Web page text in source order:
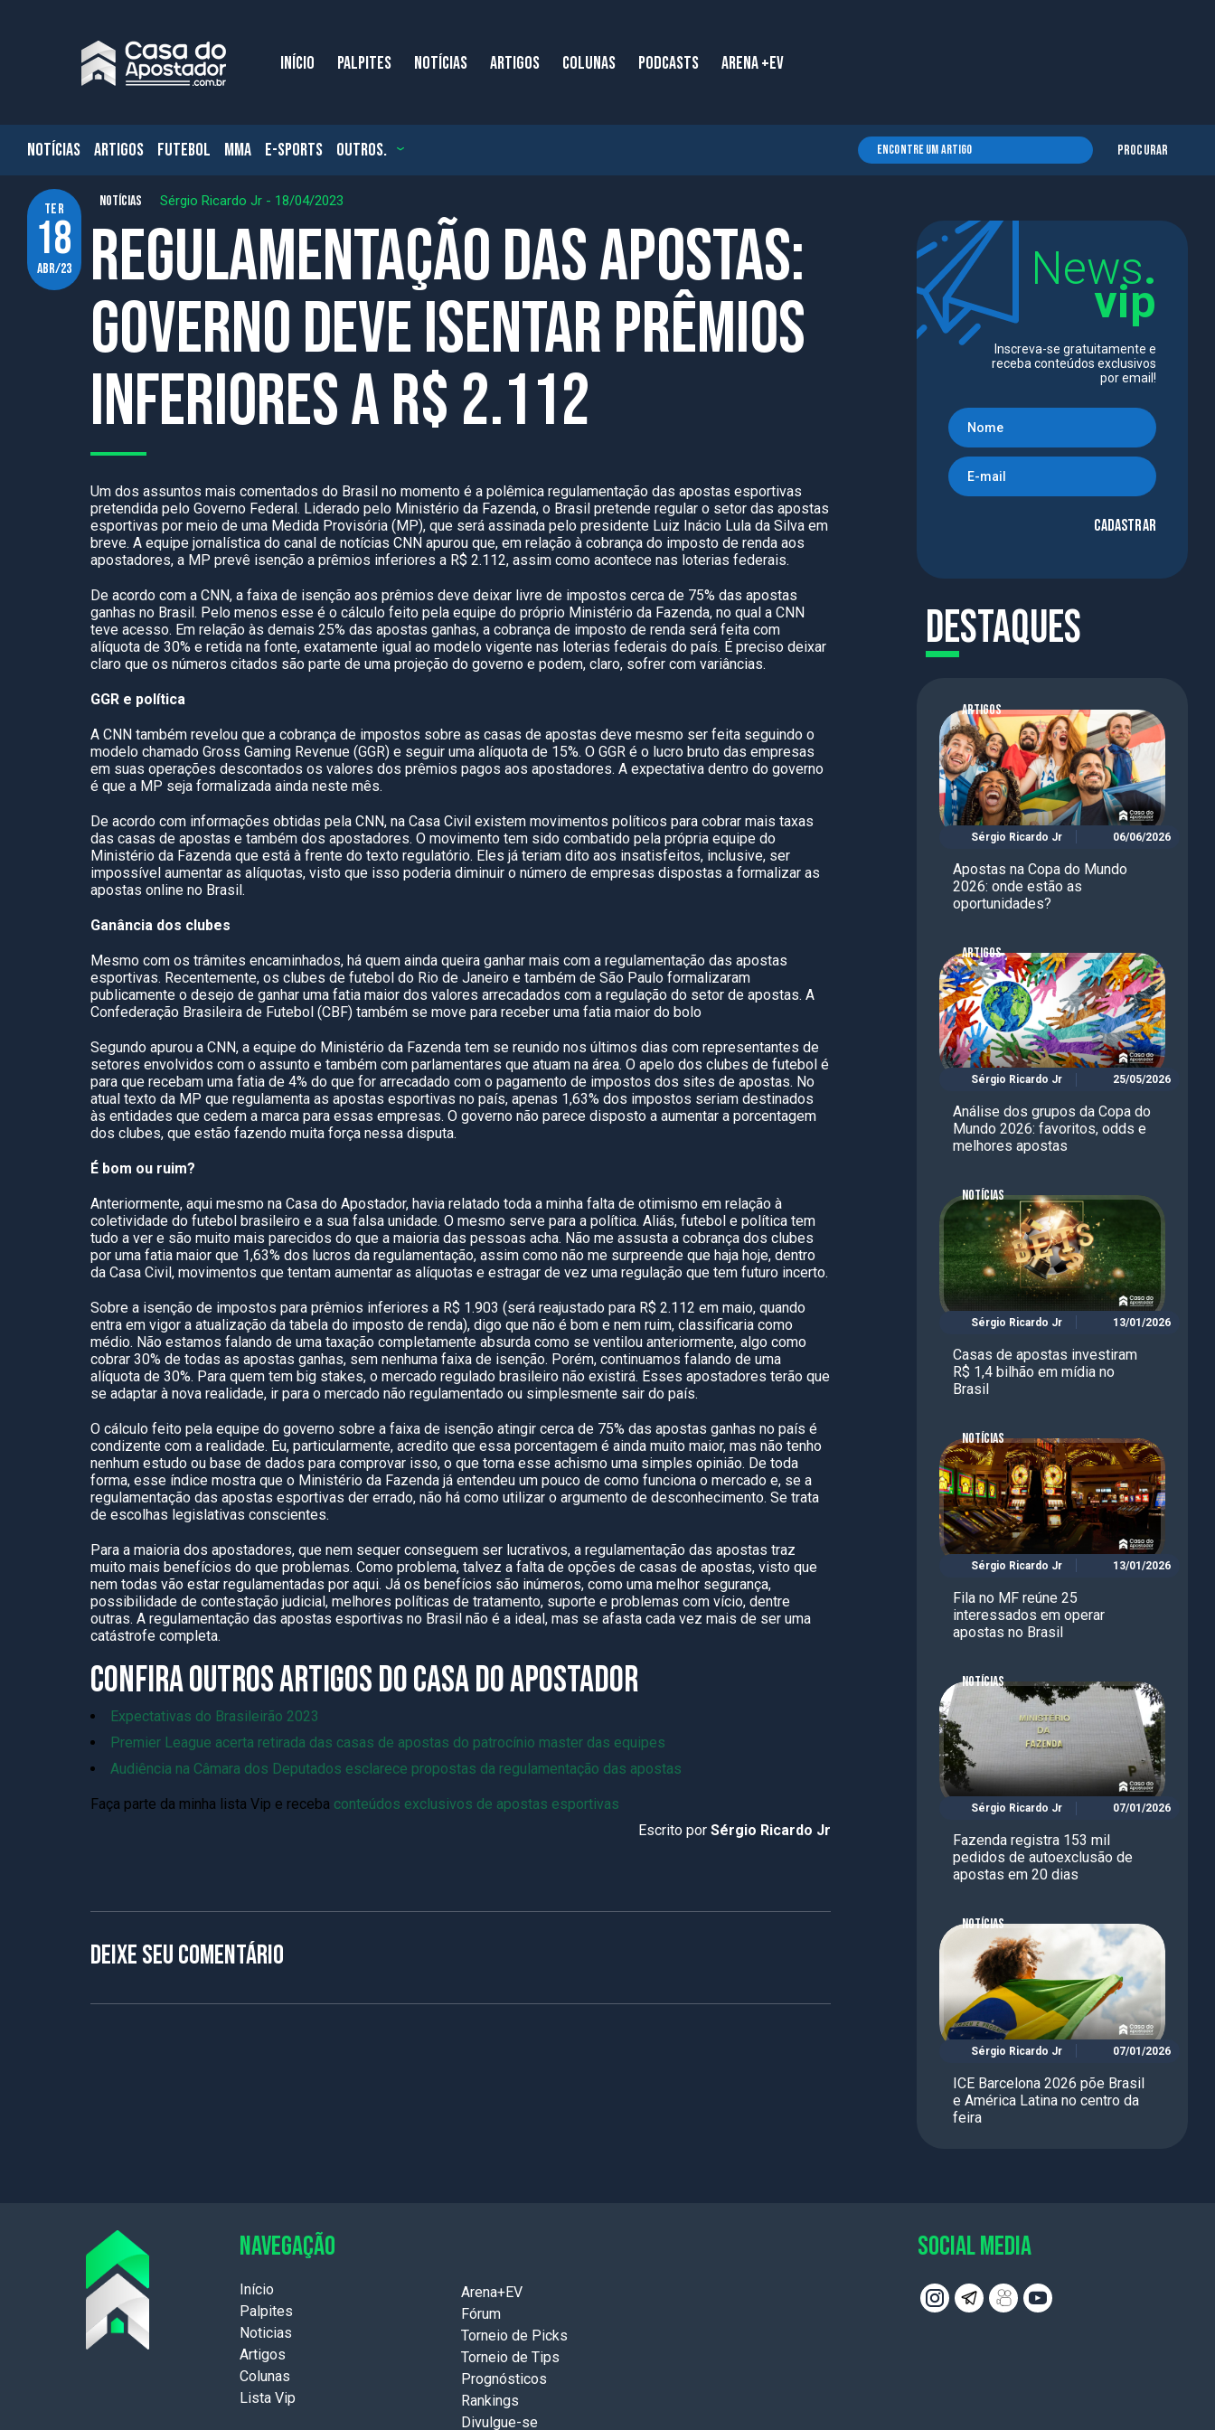
INÍCIO PALPITES NOTÍCIAS ARTIGOS COLUNAS PODCASTS ARENA +EV
NOTÍCIAS ARTIGOS FUTEBOL MMA E-SPORTS OUTROS. Procurar
ter
18
abr/23
NOTÍCIAS Sérgio Ricardo Jr - 18/04/2023
Regulamentação das apostas:
governo deve isentar prêmios
inferiores a R$ 2.112
Um dos assuntos mais comentados do Brasil no momento é a polêmica regulamentação das apostas esportivas
pretendida pelo Governo Federal. Liderado pelo Ministério da Fazenda, o Brasil pretende regular o setor das apostas
esportivas por meio de uma Medida Provisória (MP), que será assinada pelo presidente Luiz Inácio Lula da Silva em
breve. A equipe jornalística do canal de notícias CNN apurou que, em relação à cobrança do imposto de renda aos
apostadores, a MP prevê isenção a prêmios inferiores a R$ 2.112, assim como acontece nas loterias federais.
De acordo com a CNN, a faixa de isenção aos prêmios deve deixar livre de impostos cerca de 75% das apostas
ganhas no Brasil. Pelo menos esse é o cálculo feito pela equipe do próprio Ministério da Fazenda, no qual a CNN
teve acesso. Em relação às demais 25% das apostas ganhas, a cobrança de imposto de renda será feita com
alíquota de 30% e retida na fonte, exatamente igual ao modelo vigente nas loterias federais do país. É preciso deixar
claro que os números citados são parte de uma projeção do governo e podem, claro, sofrer com variâncias.
GGR e política
A CNN também revelou que a cobrança de impostos sobre as casas de apostas deve mesmo ser feita seguindo o
modelo chamado Gross Gaming Revenue (GGR) e seguir uma alíquota de 15%. O GGR é o lucro bruto das empresas
em suas operações descontados os valores dos prêmios pagos aos apostadores. A expectativa dentro do governo
é que a MP seja formalizada ainda neste mês.
De acordo com informações obtidas pela CNN, na Casa Civil existem movimentos políticos para cobrar mais taxas
das casas de apostas e também dos apostadores. O movimento tem sido combatido pela própria equipe do
Ministério da Fazenda que está à frente do texto regulatório. Eles já teriam dito aos insatisfeitos, inclusive, ser
impossível aumentar as alíquotas, visto que isso poderia diminuir o número de empresas dispostas a formalizar as
apostas online no Brasil.
Ganância dos clubes
Mesmo com os trâmites encaminhados, há quem ainda queira ganhar mais com a regulamentação das apostas
esportivas. Recentemente, os clubes de futebol do Rio de Janeiro e também de São Paulo formalizaram
publicamente o desejo de ganhar uma fatia maior dos valores arrecadados com a regulação do setor de apostas. A
Confederação Brasileira de Futebol (CBF) também se move para receber uma fatia maior do bolo
Segundo apurou a CNN, a equipe do Ministério da Fazenda tem se reunido nos últimos dias com representantes de
setores envolvidos com o assunto e também com parlamentares que atuam na área. O apelo dos clubes de futebol é
para que recebam uma fatia de 4% do que for arrecadado com o pagamento de impostos dos sites de apostas. No
atual texto da MP que regulamenta as apostas esportivas no país, apenas 1,63% dos impostos seriam destinados
às entidades que cedem a marca para essas empresas. O governo não parece disposto a aumentar a porcentagem
dos clubes, que estão fazendo muita força nessa disputa.
É bom ou ruim?
Anteriormente, aqui mesmo na Casa do Apostador, havia relatado toda a minha falta de otimismo em relação à
coletividade do futebol brasileiro e a sua falsa unidade. O mesmo serve para a política. Aliás, futebol e política tem
tudo a ver e são muito mais parecidos do que a maioria das pessoas acha. Não me assusta a cobrança dos clubes
por uma fatia maior que 1,63% dos lucros da regulamentação, assim como não me surpreende que haja hoje, dentro
da Casa Civil, movimentos que tentam aumentar as alíquotas e estragar de vez uma regulação que tem futuro incerto.
Sobre a isenção de impostos para prêmios inferiores a R$ 1.903 (será reajustado para R$ 2.112 em maio, quando
entra em vigor a atualização da tabela do imposto de renda), digo que não é bom e nem ruim, classificaria como
médio. Não estamos falando de uma taxação completamente absurda como se ventilou anteriormente, algo como
cobrar 30% de todas as apostas ganhas, sem nenhuma faixa de isenção. Porém, continuamos falando de uma
alíquota de 30%. Para quem tem big stakes, o mercado regulado brasileiro não existirá. Esses apostadores terão que
se adaptar à nova realidade, ir para o mercado não regulamentado ou simplesmente sair do país.
O cálculo feito pela equipe do governo sobre a faixa de isenção atingir cerca de 75% das apostas ganhas no país é
condizente com a realidade. Eu, particularmente, acredito que essa porcentagem é ainda muito maior, mas não tenho
nenhum estudo ou base de dados para comprovar isso, o que torna esse achismo uma simples opinião. De toda
forma, esse índice mostra que o Ministério da Fazenda já entendeu um pouco de como funciona o mercado e, se a
regulamentação das apostas esportivas der errado, não há como utilizar o argumento de desconhecimento. Se trata
de escolhas legislativas conscientes.
Para a maioria dos apostadores, que nem sequer conseguem ser lucrativos, a regulamentação das apostas traz
muito mais benefícios do que problemas. Como problema, talvez a falta de opções de casas de apostas, visto que
nem todas vão estar regulamentadas por aqui. Já os benefícios são inúmeros, como uma melhor segurança,
possibilidade de contestação judicial, melhores políticas de tratamento, suporte e problemas com vício, dentre
outras. A regulamentação das apostas esportivas no Brasil não é a ideal, mas se afasta cada vez mais de ser uma
catástrofe completa.
CONFIRA OUTROS ARTIGOS DO CASA DO APOSTADOR
Expectativas do Brasileirão 2023
Premier League acerta retirada das casas de apostas do patrocínio master das equipes
Audiência na Câmara dos Deputados esclarece propostas da regulamentação das apostas
Faça parte da minha lista Vip e receba conteúdos exclusivos de apostas esportivas
Escrito por Sérgio Ricardo Jr
Deixe seu comentário
News.
vip
Inscreva-se gratuitamente e
receba conteúdos exclusivos
por email!
Cadastrar
Destaques
ARTIGOS
Sérgio Ricardo Jr 06/06/2026
Apostas na Copa do Mundo
2026: onde estão as
oportunidades?
ARTIGOS
Sérgio Ricardo Jr 25/05/2026
Análise dos grupos da Copa do
Mundo 2026: favoritos, odds e
melhores apostas
NOTÍCIAS
Sérgio Ricardo Jr 13/01/2026
Casas de apostas investiram
R$ 1,4 bilhão em mídia no
Brasil
NOTÍCIAS
Sérgio Ricardo Jr 13/01/2026
Fila no MF reúne 25
interessados em operar
apostas no Brasil
NOTÍCIAS
Sérgio Ricardo Jr 07/01/2026
Fazenda registra 153 mil
pedidos de autoexclusão de
apostas em 20 dias
NOTÍCIAS
Sérgio Ricardo Jr 07/01/2026
ICE Barcelona 2026 põe Brasil
e América Latina no centro da
feira
NAVEGAÇÃO
Início
Palpites
Noticias
Artigos
Colunas
Lista Vip
Arena+EV
Fórum
Torneio de Picks
Torneio de Tips
Prognósticos
Rankings
Divulgue-se
SOCIAL MEDIA